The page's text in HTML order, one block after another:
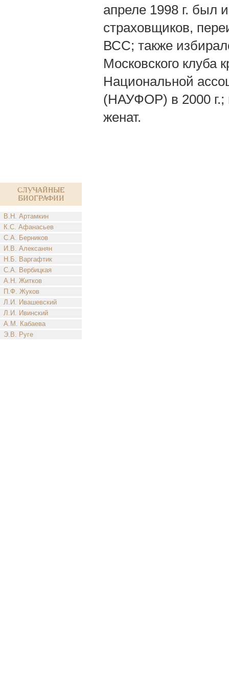
Случайные
биографии
В.Н. Артамкин
К.С. Афанасьев
С.А. Берников
И.В. Алексанян
Н.Б. Варгафтик
С.А. Вербицкая
А.Н. Житков
П.Ф. Жуков
Л.И. Ивашевский
Л.И. Ивинский
А.М. Кабаева
Э.В. Руге
апреле 1998 г. был
страховщиков,
ВСС; также
Московского клуба
Национальной
(НАУФОР) в 2000 г.;
женат.